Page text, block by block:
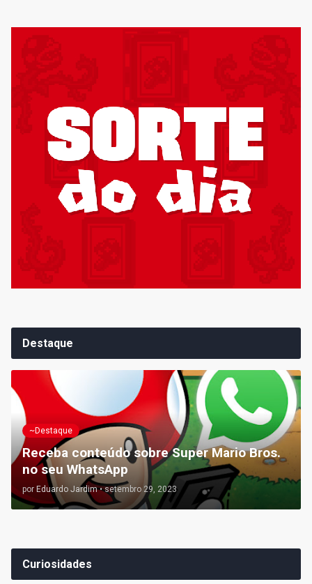
Destaque
~Destaque
Receba conteúdo sobre Super Mario Bros.
no seu WhatsApp
por Eduardo Jardim • setembro 29, 2023
Curiosidades